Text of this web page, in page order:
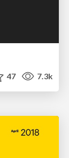
47 7.3k